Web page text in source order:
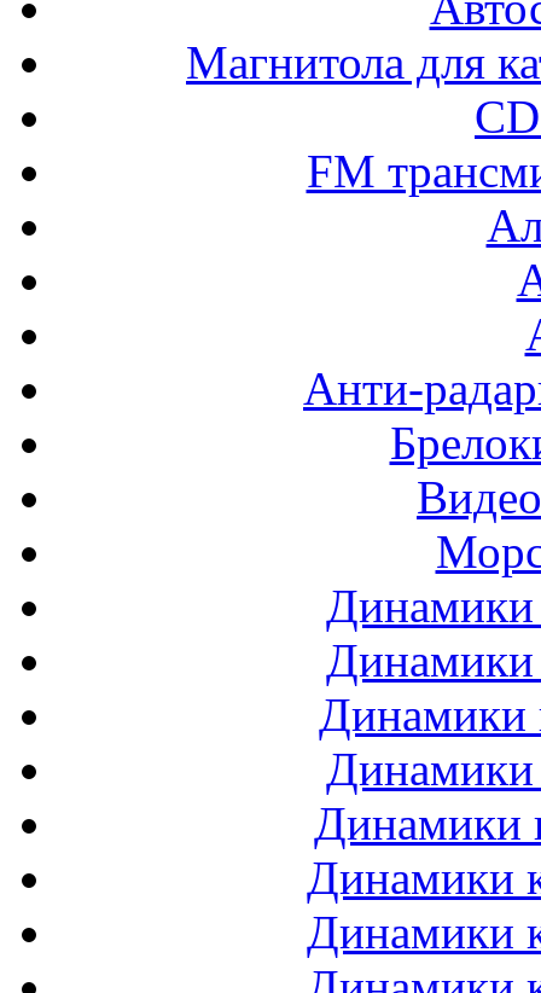
Магнитола для
FM
Анти-
Динамики
Динамики
Динамики
Динамики
Динамики
Динамики
Динамики